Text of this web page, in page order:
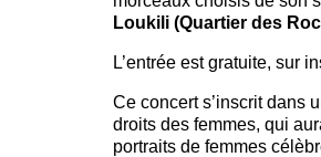
Loukili (Quartier des
L’entrée est gratuite, sur
Ce concert s’inscrit dans
droits des femmes, qui
portraits de femmes